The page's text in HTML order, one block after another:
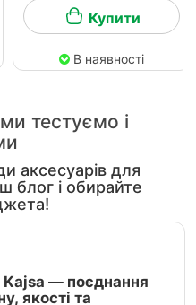
Купити
В наявності
тестуємо і
аксесуарів для
блог і обирайте
Kajsa — поєднання
якості та